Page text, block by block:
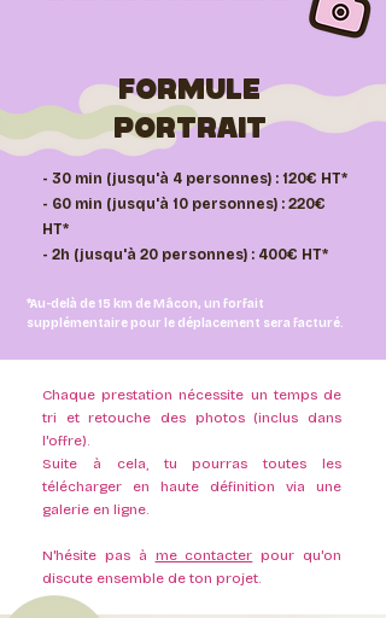
FORMULE
PORTRAIT
- 30 min (jusqu'à 4 personnes) : 120€ HT*
- 60 min (jusqu'à 10 personnes) : 220€
HT*
- 2h (jusqu'à 20 personnes) : 400€ HT*
*Au-delà de 15 km de Mâcon, un forfait
supplémentaire pour le déplacement sera facturé.
Chaque prestation nécessite un temps de
tri et retouche des photos (inclus dans
l'offre).
Suite à cela, tu pourras toutes les
télécharger en haute définition via une
galerie en ligne.
N'hésite pas à me contacter pour qu'on
discute ensemble de ton projet.